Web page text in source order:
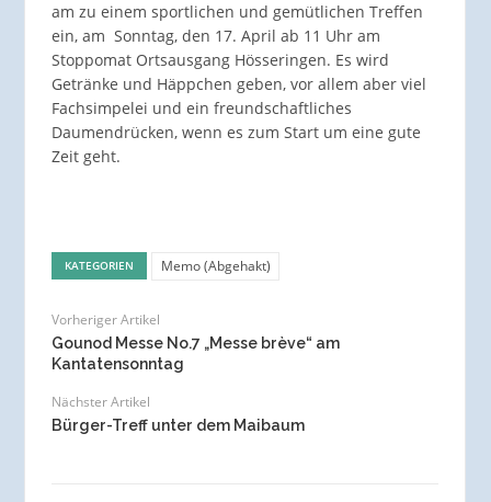
am zu einem sportlichen und gemütlichen Treffen
ein, am Sonntag, den 17. April ab 11 Uhr am
Stoppomat Ortsausgang Hösseringen. Es wird
Getränke und Häppchen geben, vor allem aber viel
Fachsimpelei und ein freundschaftliches
Daumendrücken, wenn es zum Start um eine gute
Zeit geht.
KATEGORIEN Memo (Abgehakt)
Vorheriger Artikel
Gounod Messe No.7 „Messe brève“ am
Kantatensonntag
Nächster Artikel
Bürger-Treff unter dem Maibaum